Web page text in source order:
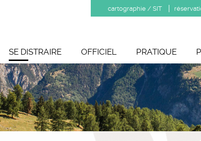
cartographie / SIT
SE DISTRAIRE OFFICIEL PRATIQUE